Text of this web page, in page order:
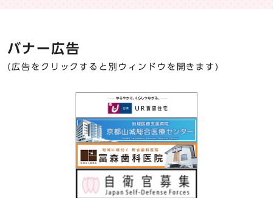
バナー広告
(広告をクリックすると別ウィンドウを開きます)